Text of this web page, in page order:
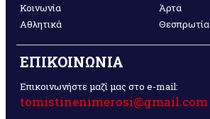
Κοινωνία
Αθλητικά
Άρτα
Θεσπρωτία
ΕΠΙΚΟΙΝΩΝΙΑ
Επικοινωνήστε μαζί μας στο e-mail:
tomistinenimerosi@gmail.com